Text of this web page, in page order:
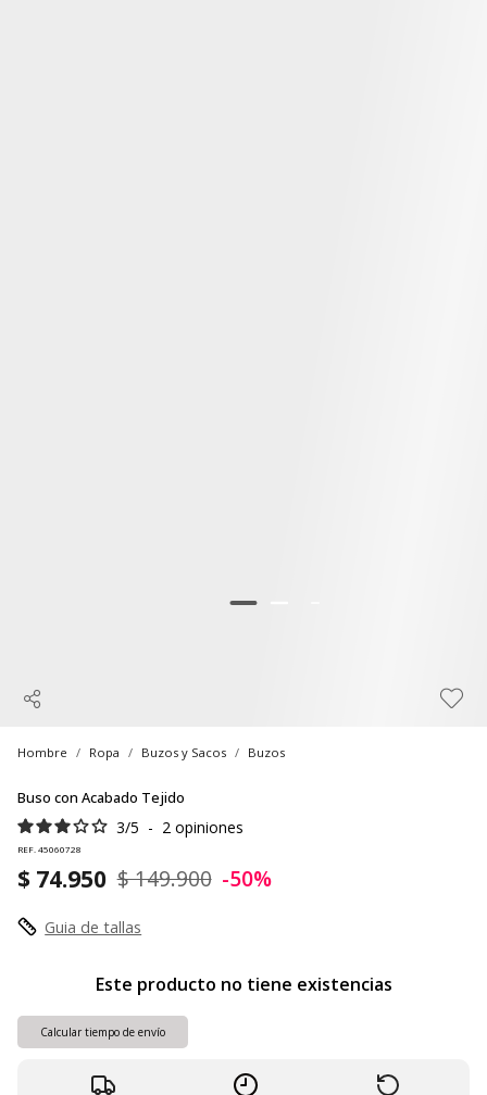
Hombre Ropa Buzos y Sacos Buzos
Buso con Acabado Tejido
3/5 - 2 opiniones
REF. 45060728
$ 74.950 $ 149.900 -50%
Guia de tallas
Este producto no tiene existencias
Calcular tiempo de envío